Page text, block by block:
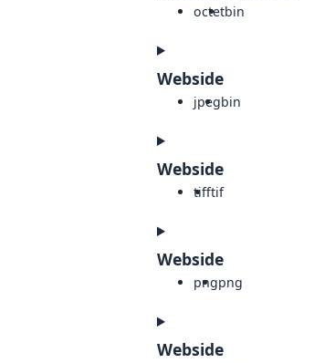
octetbin
Webside
jpegbin
Webside
tifftif
Webside
pngpng
Webside